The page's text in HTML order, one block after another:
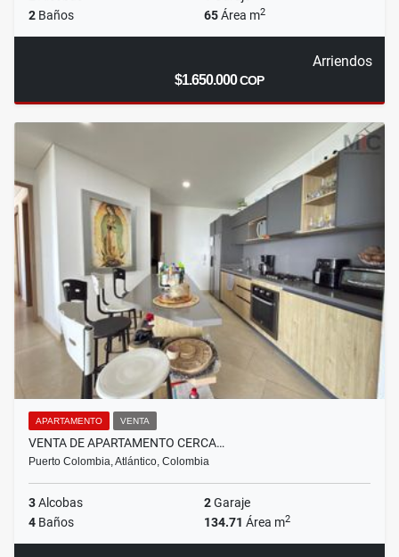
2 Baños 65Área m2
Arriendos
$1.650.000COP
APARTAMENTO VENTA
VENTA DE APARTAMENTO CERCA…
Puerto Colombia, Atlántico, Colombia
3Alcobas 2Garaje
4 Baños 134.71 Área m2